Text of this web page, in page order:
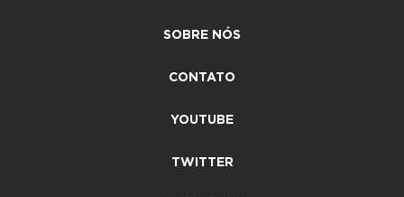
SOBRE NÓS
CONTATO
YOUTUBE
TWITTER